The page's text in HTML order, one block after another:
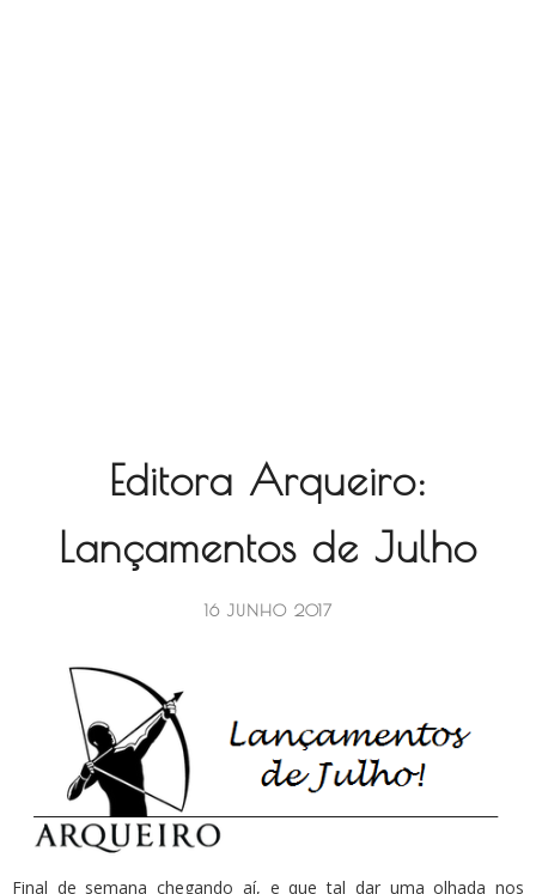
Editora Arqueiro:
Lançamentos de Julho
16 JUNHO 2017
Final de semana chegando aí, e que tal dar uma olhada nos